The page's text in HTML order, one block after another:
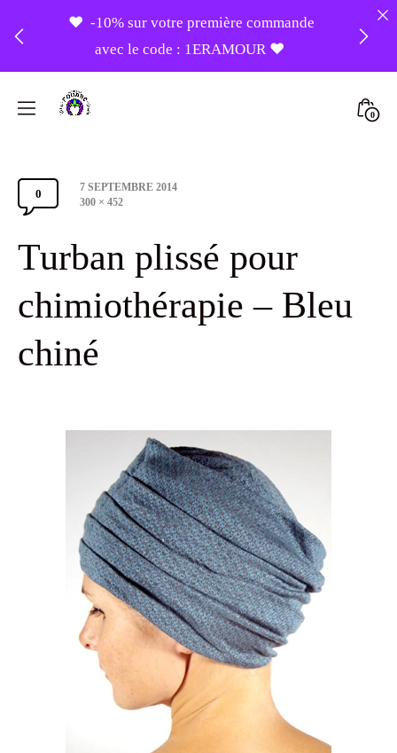
❤️ -10% sur votre première commande
avec le code : 1ERAMOUR ❤️
dès 50 euros, 150 euros à l'international
Turbans
0
Comments
Toggle
0
Post
date
7 SEPTEMBRE 2014
Full
300 × 452
Turban plissé pour
chimiothérapie – Bleu
chiné